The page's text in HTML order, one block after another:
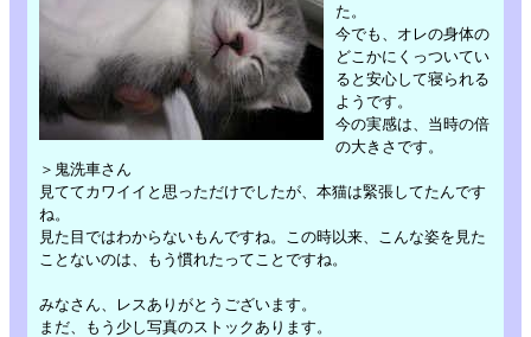
た。
今でも、オレの身体の
どこかにくっついてい
ると安心して寝られる
ようです。
今の実感は、当時の倍
の大きさです。
＞鬼洗車さん
見ててカワイイと思っただけでしたが、本猫は緊張してたんです
ね。
見た目ではわからないもんですね。この時以来、こんな姿を見た
ことないのは、もう慣れたってことですね。
みなさん、レスありがとうございます。
まだ、もう少し写真のストックあります。